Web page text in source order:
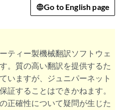
Go to English page
ティー製機械翻訳ソフトウェ
。質の高い翻訳を提供するた
いますが、ジュニパーネット
証することはできかねます。
正確性について疑問が生じた